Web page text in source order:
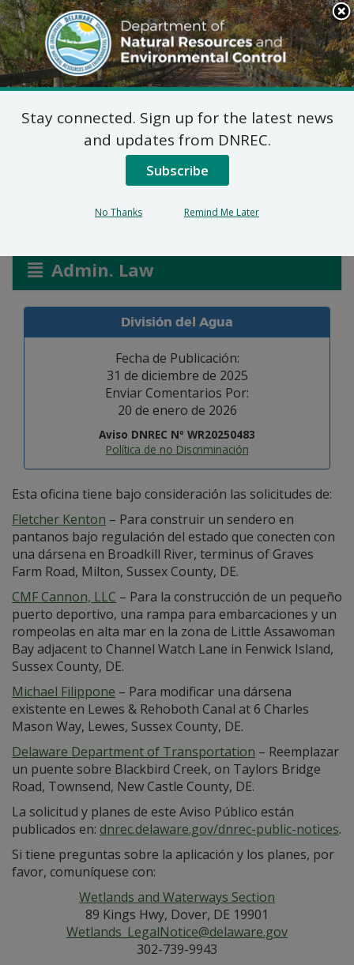
Search
This
Site
DNREC Menu
Solicitudes de Permiso
de Pantanos y Canales
Admin. Law
División del Agua
Fecha de Publicación:
31 de diciembre de 2025
Enviar Comentarios Por:
20 de enero de 2026
Aviso DNREC Nº WR20250483
Política de no Discriminación
Esta oficina tiene bajo consideración las solicitudes de:
Fletcher Kenton – Para construir un sendero en
pantanos bajo regulación del estado que conecten con
una dársena en Broadkill River, terminus of Graves
Farm Road, Milton, Sussex County, DE.
CMF Cannon, LLC – Para la construcción de un pequeño
puerto deportivo, una rampa para embarcaciones y un
rompeolas en alta mar en la zona de Little Assawoman
Bay adjacent to Channel Watch Lane in Fenwick Island,
Sussex County, DE.
Michael Filippone – Para modificar una dársena
existente en Lewes & Rehoboth Canal at 6 Charles
Mason Way, Lewes, Sussex County, DE.
Delaware Department of Transportation – Reemplazar
un puente sobre Blackbird Creek, on Taylors Bridge
Road, Townsend, New Castle County, DE.
La solicitud y planes de este Aviso Público están
publicados en: dnrec.delaware.gov/dnrec-public-notices.
Si tiene preguntas sobre la aplicación y los planes, por
favor, comuníquese con:
Wetlands and Waterways Section
89 Kings Hwy, Dover, DE 19901
Wetlands_LegalNotice@delaware.gov
302-739-9943
Stay connected. Sign up for the latest news
and updates from DNREC.
Subscribe
No Thanks Remind Me Later